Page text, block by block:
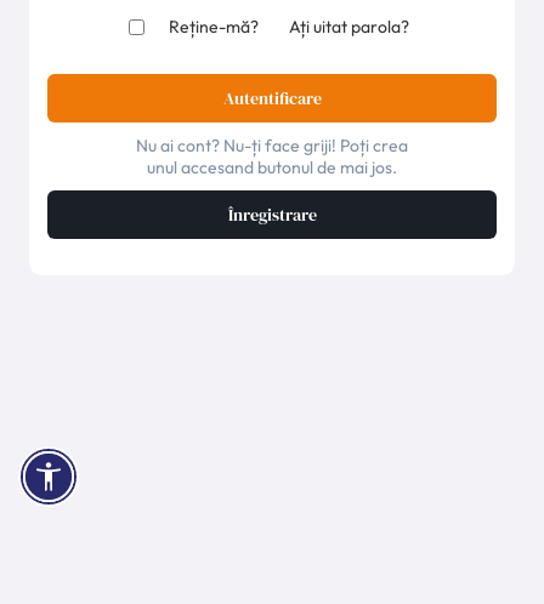
Reține-mă? Ați uitat parola?
Autentificare
Nu ai cont? Nu-ți face griji! Poți crea
unul accesand butonul de mai jos.
Înregistrare